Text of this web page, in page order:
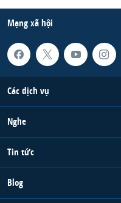
Mạng xã hội
Các dịch vụ
Nghe
Tin tức
Blog